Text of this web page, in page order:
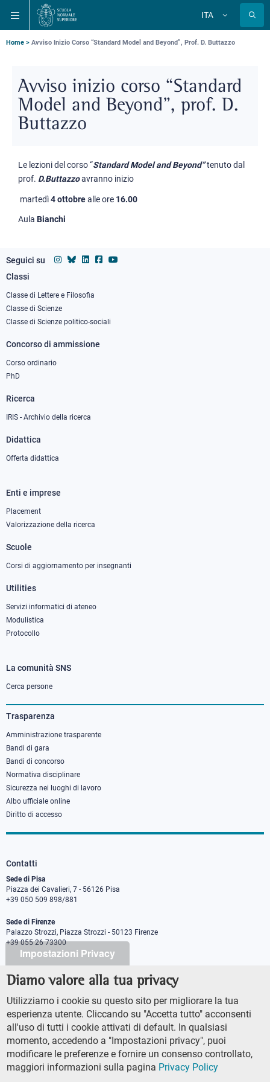
Impostazioni Privacy
Diamo valore alla tua privacy
Utilizziamo i cookie su questo sito per migliorare la tua
esperienza utente. Cliccando su "Accetta tutto" acconsenti
all'uso di tutti i cookie attivati di default. In qualsiasi
momento, accedendo a "Impostazioni privacy", puoi
modificare le preferenze e fornire un consenso controllato,
maggiori informazioni sulla pagina Privacy Policy
alla
navigazione
principale
contenuto
principale
alla
ricerca
principale
ITA
Briciole
pane
Home Avviso Inizio Corso “Standard Model and Beyond”, Prof. D. Buttazzo
Avviso inizio corso “Standard
Model and Beyond”, prof. D.
Buttazzo
Le lezioni del corso“Standard Model and Beyond”tenuto dal
prof. D.Buttazzoavranno inizio
martedì4 ottobrealle ore 16.00
Aula Bianchi
Seguici su
Footer
column
1
Classi
Classe di Lettere e Filosofia
Classe di Scienze
Classe di Scienze politico-sociali
Concorso di ammissione
Corso ordinario
PhD
Ricerca
IRIS - Archivio della ricerca
Didattica
Offerta didattica
Footer
column
Enti e imprese
Placement
Valorizzazione della ricerca
Scuole
Corsi di aggiornamento per insegnanti
Utilities
Servizi informatici di ateneo
Modulistica
Protocollo
Footer
column
3
La comunità SNS
Cerca persone
Trasparenza
Amministrazione trasparente
Bandi di gara
Bandi di concorso
Normativa disciplinare
Sicurezza nei luoghi di lavoro
Albo ufficiale online
Diritto di accesso
Contatti
Sede di Pisa
Piazza dei Cavalieri, 7 - 56126 Pisa
+39 050 509 898/881
Sede di Firenze
Palazzo Strozzi, Piazza Strozzi - 50123 Firenze
+39 055 26 73300
PEC protocollo@pec.sns.it
Codice Fiscale 8000 5050507
Ufficio comunicazione
Addetto stampa
URP - Ufficio relazioni con il pubblico